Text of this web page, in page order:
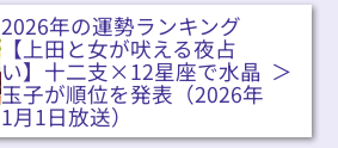
2026年の運勢ランキング
【上田と女が吠える夜占
い】十二支×12星座で水晶
玉子が順位を発表（2026年
1月1日放送）